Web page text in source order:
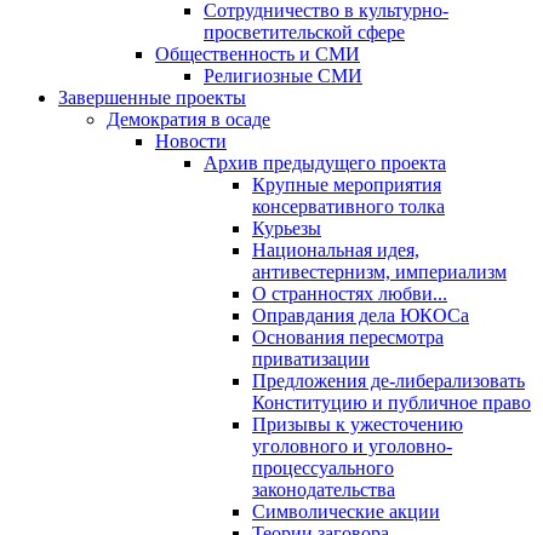
Сотрудничество в культурно-
просветительской сфере
Общественность и СМИ
Религиозные СМИ
Завершенные проекты
Демократия в осаде
Новости
Архив предыдущего проекта
Крупные мероприятия
консервативного толка
Курьезы
Национальная идея,
антивестернизм, империализм
О странностях любви...
Оправдания дела ЮКОСа
Основания пересмотра
приватизации
Предложения де-либерализовать
Конституцию и публичное право
Призывы к ужесточению
уголовного и уголовно-
процессуального
законодательства
Символические акции